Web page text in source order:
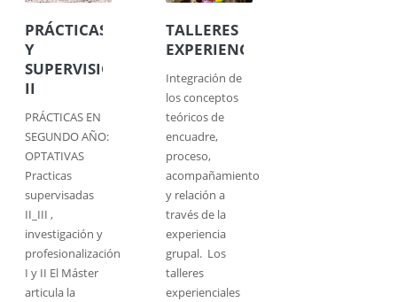
PRÁCTICAS
Y
SUPERVISIÓN
II
PRÁCTICAS EN
SEGUNDO AÑO:
OPTATIVAS
Practicas
supervisadas
II_III ,
investigación y
profesionalización
I y II El Máster
articula la
TALLERES
EXPERIENCIALES
Integración de
los conceptos
teóricos de
encuadre,
proceso,
acompañamiento
y relación a
través de la
experiencia
grupal. Los
talleres
experienciales